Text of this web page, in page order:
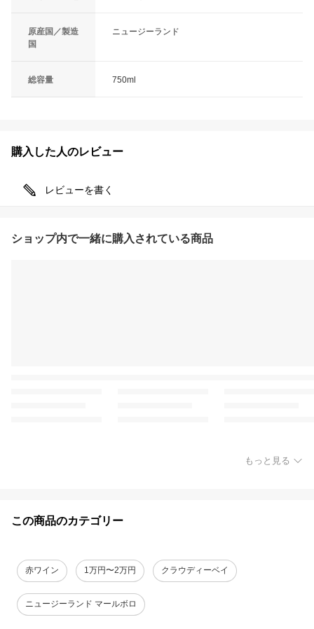
原産国／製造
国
ニュージーランド
総容量 750ml
購入した人のレビュー
レビューを書く
ショップ内で一緒に購入されている商品
もっと見る
この商品のカテゴリー
赤ワイン 1万円〜2万円 クラウディーベイ
ニュージーランド マールボロ